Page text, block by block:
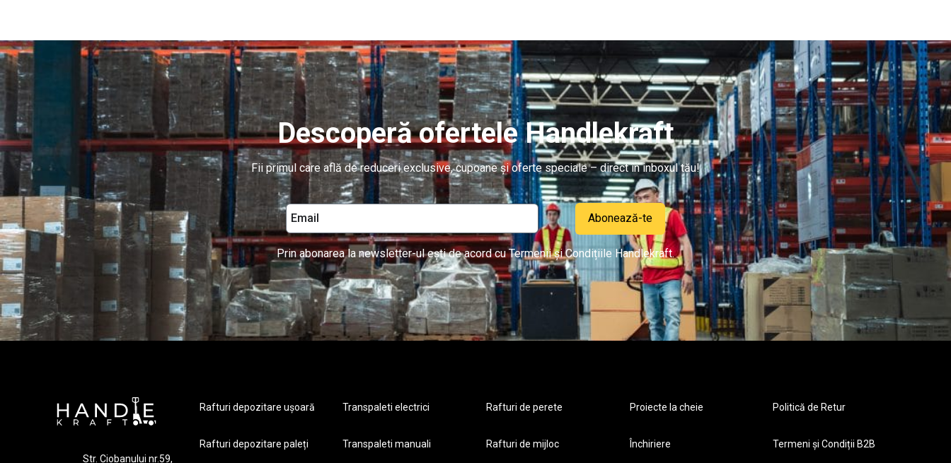
Descoperă ofertele Handlekraft
Fii primul care află de reduceri exclusive, cupoane și oferte speciale – direct în inboxul tău!
Abonează-te
Prin abonarea la newsletter-ul ești de acord cu Termenii și Condițiile Handlekraft.
Str. Ciobanului nr.59,
Rafturi depozitare ușoară
Rafturi depozitare paleți
Transpaleti electrici
Transpaleti manuali
Rafturi de perete
Rafturi de mijloc
Proiecte la cheie
Închiriere
Politică de Retur
Termeni și Condiții B2B